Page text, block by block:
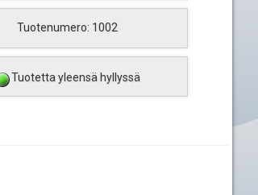
Tuotenumero: 1002
Tuotetta yleensä hyllyssä